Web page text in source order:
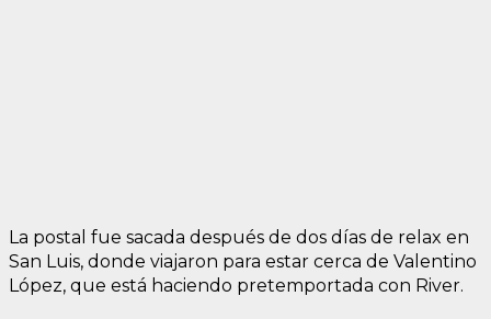
La postal fue sacada después de dos días de relax en
San Luis, donde viajaron para estar cerca de Valentino
López, que está haciendo pretemportada con River.